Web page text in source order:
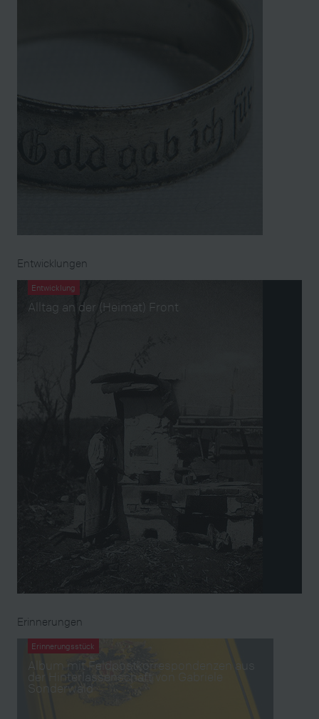
Entwicklungen
Entwicklung
Alltag an der (Heimat) Front
Erinnerungen
Erinnerungsstück
Album mit Feldpostkorrespondenzen aus
der Hinterlassenschaft von Gabriele
Sonderwald